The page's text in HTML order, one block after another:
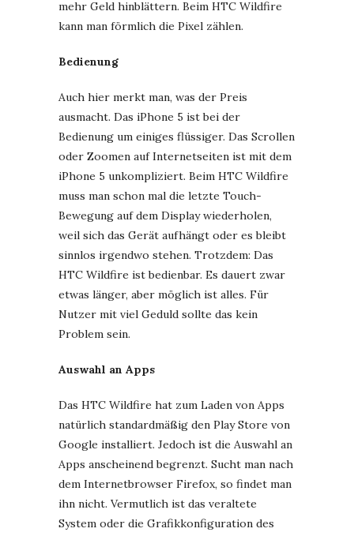
mehr Geld hinblättern. Beim HTC Wildfire
kann man förmlich die Pixel zählen.
Bedienung
Auch hier merkt man, was der Preis
ausmacht. Das iPhone 5 ist bei der
Bedienung um einiges flüssiger. Das Scrollen
oder Zoomen auf Internetseiten ist mit dem
iPhone 5 unkompliziert. Beim HTC Wildfire
muss man schon mal die letzte Touch-
Bewegung auf dem Display wiederholen,
weil sich das Gerät aufhängt oder es bleibt
sinnlos irgendwo stehen. Trotzdem: Das
HTC Wildfire ist bedienbar. Es dauert zwar
etwas länger, aber möglich ist alles. Für
Nutzer mit viel Geduld sollte das kein
Problem sein.
Auswahl an Apps
Das HTC Wildfire hat zum Laden von Apps
natürlich standardmäßig den Play Store von
Google installiert. Jedoch ist die Auswahl an
Apps anscheinend begrenzt. Sucht man nach
dem Internetbrowser Firefox, so findet man
ihn nicht. Vermutlich ist das veraltete
System oder die Grafikkonfiguration des